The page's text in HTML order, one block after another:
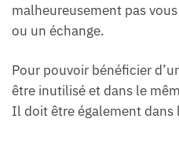
malheureusement pas
ou un échange.
Pour pouvoir bénéficier
être inutilisé et dans le
Il doit être également dans